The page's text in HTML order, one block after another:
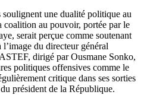
une dualité politique au
coalition au pouvoir, portée par le
serait perçue comme soutenant
du directeur général
dirigé par Ousmane Sonko,
politiques offensives comme le
critique dans ses sorties
président de la République.